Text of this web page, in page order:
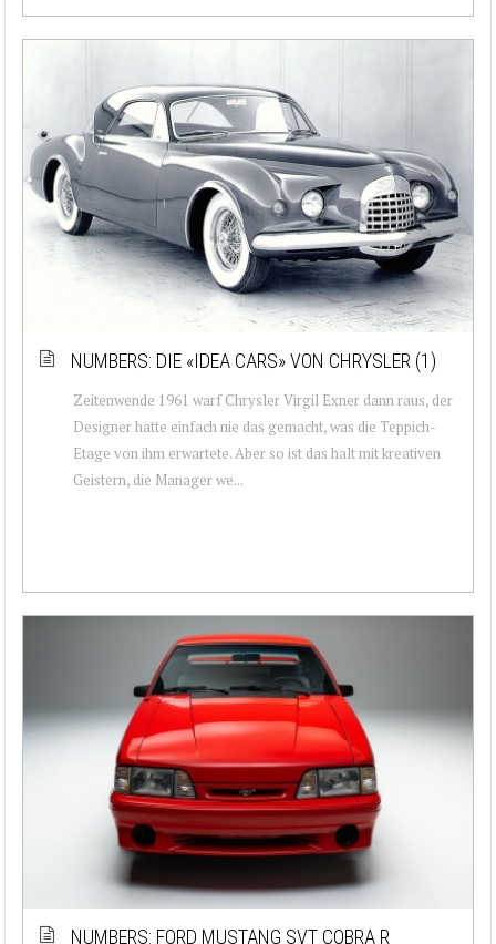
NUMBERS: DIE «IDEA CARS» VON CHRYSLER (1)
Zeitenwende 1961 warf Chrysler Virgil Exner dann raus, der
Designer hatte einfach nie das gemacht, was die Teppich-
Etage von ihm erwartete. Aber so ist das halt mit kreativen
Geistern, die Manager we...
NUMBERS: FORD MUSTANG SVT COBRA R